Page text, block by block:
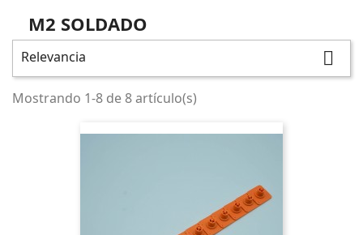
M2 SOLDADO
Relevancia 
Mostrando 1-8 de 8 artículo(s)